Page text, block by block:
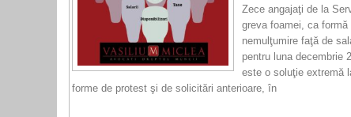
Zece angajaţi de la
greva foamei, ca
nemulţumire faţă de
pentru luna decembrie
este o soluţie extremă
forme de protest şi de solicitări anterioare, în